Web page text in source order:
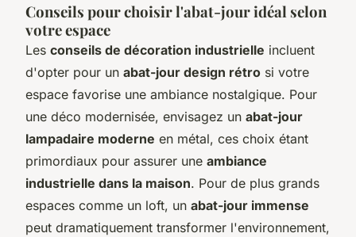
Conseils pour choisir l'abat-jour idéal selon
votre espace
Les conseils de décoration industrielle incluent
d'opter pour un abat-jour design rétro si votre
espace favorise une ambiance nostalgique. Pour
une déco modernisée, envisagez un abat-jour
lampadaire moderne en métal, ces choix étant
primordiaux pour assurer une ambiance
industrielle dans la maison. Pour de plus grands
espaces comme un loft, un abat-jour immense
peut dramatiquement transformer l'environnement,